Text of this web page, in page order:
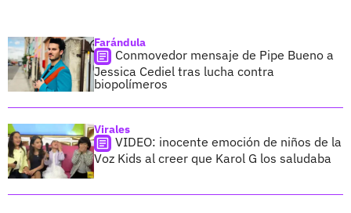
Farándula
Conmovedor mensaje de Pipe Bueno a
Jessica Cediel tras lucha contra
biopolímeros
Virales
VIDEO: inocente emoción de niños de la
Voz Kids al creer que Karol G los saludaba